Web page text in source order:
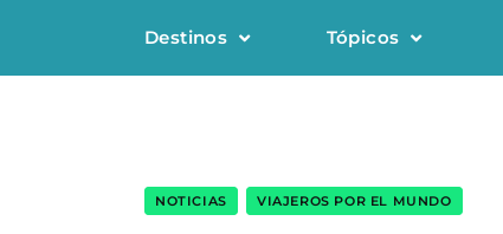
Destinos Tópicos
NOTICIAS VIAJEROS POR EL MUNDO